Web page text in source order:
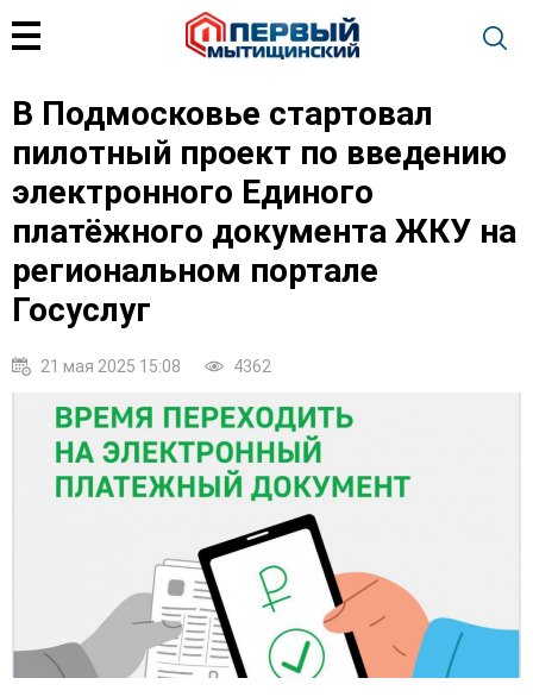
В Подмосковье стартовал
пилотный проект по введению
электронного Единого
платёжного документа ЖКУ на
региональном портале
Госуслуг
21 мая 2025 15:08 4362